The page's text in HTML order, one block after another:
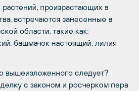
произрастающих в
встречаются занесенные в
области, такие как:
башмачок настоящий, лилия
вышеизложенного следует?
с законом и росчерком пера